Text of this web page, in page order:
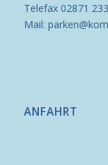
Telefax 02871
Mail:
ANFAHRT